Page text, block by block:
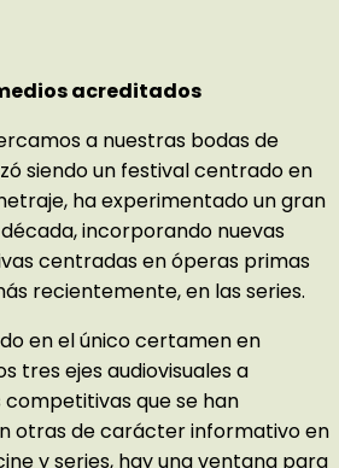
acreditados
a nuestras bodas de
siendo un festival centrado en
ha experimentado un gran
incorporando nuevas
centradas en óperas primas
recientemente, en las series.
en el único certamen en
tres ejes audiovisuales a
que se han
otras de carácter informativo en
y series, hay una ventana para